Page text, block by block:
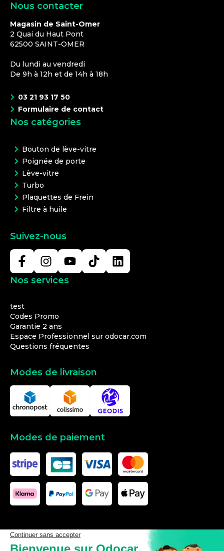
Nous contacter
Magasin de Saint-Omer
2 Quai du Haut Pont
62500 SAINT-OMER
Du lundi au vendredi
De 9h à 12h et de 14h à 18h
03 21 93 17 50
Formulaire de contact
Nos catégories
Bouton de lève-vitre
Poignée de porte
Lève-vitre
Turbo
Plaquettes de Frein
Filtre à huile
Suivez-nous
Nos services
test
Codes Promo
Garantie 2 ans
Espace Professionnel sur odocar.com
Questions fréquentes
Modes de livraison
Modes de paiement
Les données affichées ici, particulièrement la base de donnée